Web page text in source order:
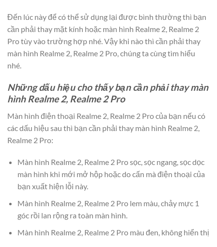
Đến lúc này để có thể sử dụng lại được bình thường thì bạn
cần phải thay mặt kính hoặc màn hình Realme 2, Realme 2
Pro tùy vào trường hợp nhé. Vậy khi nào thì cần phải thay
màn hình Realme 2, Realme 2 Pro, chúng ta cùng tìm hiểu
nhé.
Những dấu hiệu cho thấy bạn cần phải thay màn
hình Realme 2, Realme 2 Pro
Màn hình điện thoại Realme 2, Realme 2 Pro của bạn nếu có
các dấu hiệu sau thì bạn cần phải thay màn hình Realme 2,
Realme 2 Pro:
Màn hình Realme 2, Realme 2 Pro sọc, sọc ngang, sọc dọc
màn hình khi mới mở hộp hoặc do cấn mà điện thoại của
bạn xuất hiện lỗi này.
Màn hình Realme 2, Realme 2 Pro lem màu, chảy mực 1
góc rồi lan rộng ra toàn màn hình.
Màn hình Realme 2, Realme 2 Pro màu đen, không hiển thị